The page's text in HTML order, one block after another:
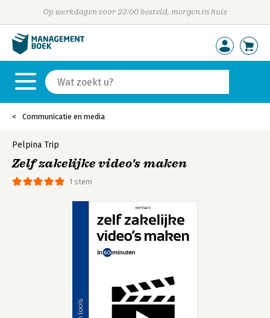
Op werkdagen voor 23:00 besteld, morgen in huis
Communicatie en media
1 stem
Pelpina Trip
Zelf zakelijke video's maken